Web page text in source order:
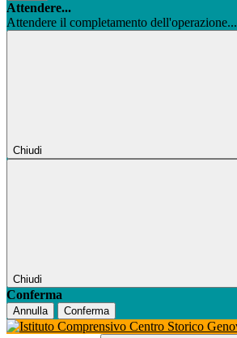
Attendere...
Attendere il completamento dell'operazione...
Chiudi
Chiudi
Conferma
Annulla Conferma